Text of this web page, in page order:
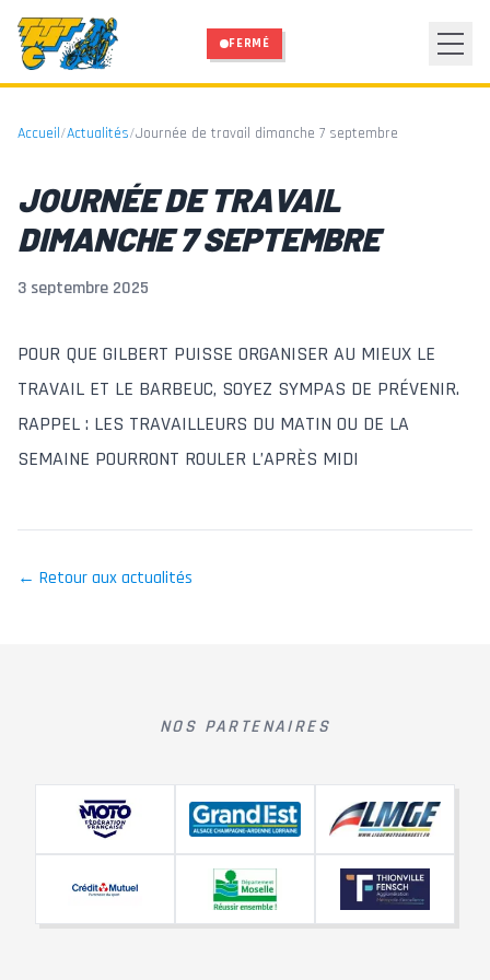
FERMÉ
Accueil/Actualités/Journée de travail dimanche 7 septembre
JOURNÉE DE TRAVAIL
DIMANCHE 7 SEPTEMBRE
3 septembre 2025
POUR QUE GILBERT PUISSE ORGANISER AU MIEUX LE
TRAVAIL ET LE BARBEUC, SOYEZ SYMPAS DE PRÉVENIR.
RAPPEL : LES TRAVAILLEURS DU MATIN OU DE LA
SEMAINE POURRONT ROULER L’APRÈS MIDI
← Retour aux actualités
NOS PARTENAIRES